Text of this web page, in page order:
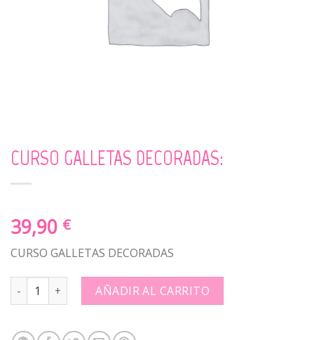
CURSO GALLETAS DECORADAS:
39,90 €
CURSO GALLETAS DECORADAS
CURSO GALLETAS DECORADAS: quantity
AÑADIR AL CARRITO